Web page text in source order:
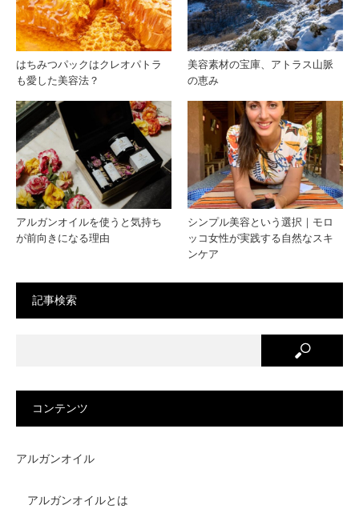
から
始ま
モロ
ッコ
美容
学
ロー
ム
はちみつパックはクレオパトラ
も愛した美容法？
美容素材の宝庫、アトラス山脈
の恵み
アルガンオイルを使うと気持ち
が前向きになる理由
シンプル美容という選択｜モロ
ッコ女性が実践する自然なスキ
ンケア
記事検索
コンテンツ
アルガンオイル
アルガンオイルとは